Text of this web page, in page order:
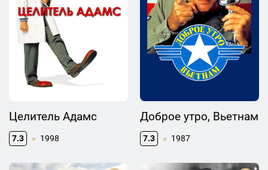
Целитель Адамс
7.3 1998
Доброе утро, Вьетнам
7.3 1987